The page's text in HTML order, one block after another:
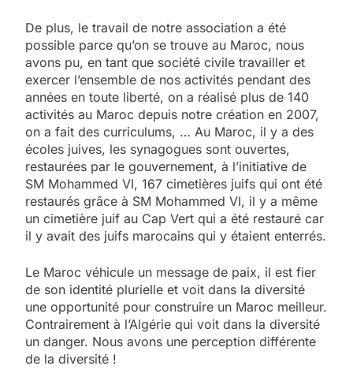
De plus, le travail de notre association a été
possible parce qu’on se trouve au Maroc, nous
avons pu, en tant que société civile travailler et
exercer l’ensemble de nos activités pendant des
années en toute liberté, on a réalisé plus de 140
activités au Maroc depuis notre création en 2007,
on a fait des curriculums, … Au Maroc, il y a des
écoles juives, les synagogues sont ouvertes,
restaurées par le gouvernement, à l’initiative de
SM Mohammed VI, 167 cimetières juifs qui ont été
restaurés grâce à SM Mohammed VI, il y a même
un cimetière juif au Cap Vert qui a été restauré car
il y avait des juifs marocains qui y étaient enterrés.
Le Maroc véhicule un message de paix, il est fier
de son identité plurielle et voit dans la diversité
une opportunité pour construire un Maroc meilleur.
Contrairement à l’Algérie qui voit dans la diversité
un danger. Nous avons une perception différente
de la diversité !